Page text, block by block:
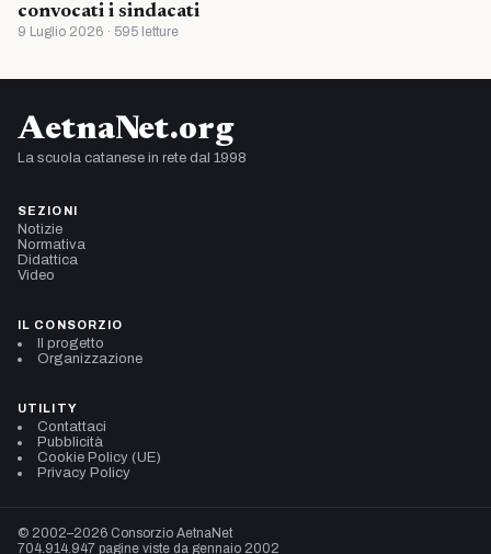
convocati i sindacati
9 Luglio 2026 · 595 letture
AetnaNet.org
La scuola catanese in rete dal 1998
SEZIONI
Notizie
Normativa
Didattica
Video
IL CONSORZIO
Il progetto
Organizzazione
UTILITY
Contattaci
Pubblicità
Cookie Policy (UE)
Privacy Policy
© 2002–2026 Consorzio AetnaNet
704.914.947 pagine viste da gennaio 2002